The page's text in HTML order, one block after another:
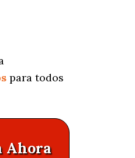
para todos
Ahora